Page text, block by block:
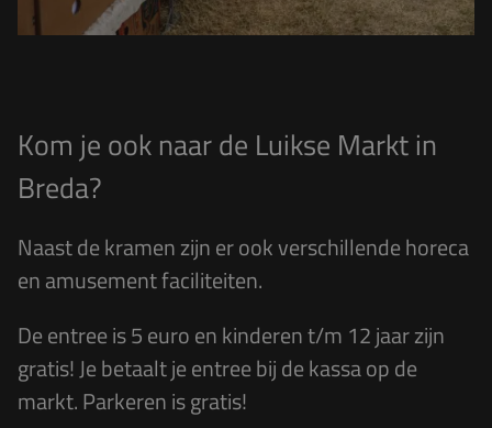
Kom je ook naar de Luikse Markt in
Breda?
Naast de kramen zijn er ook verschillende horeca
en amusement faciliteiten.
De entree is 5 euro en kinderen t/m 12 jaar zijn
gratis! Je betaalt je entree bij de kassa op de
markt. Parkeren is gratis!